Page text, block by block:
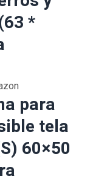
*
para
tela
60×50